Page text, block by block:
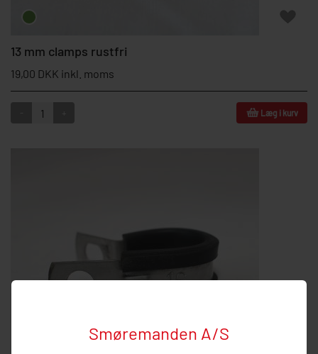
Smøremanden A/S
13 mm clamps rustfri
19,00 DKK inkl. moms
Læg i kurv